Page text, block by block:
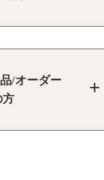
/オーダー
方